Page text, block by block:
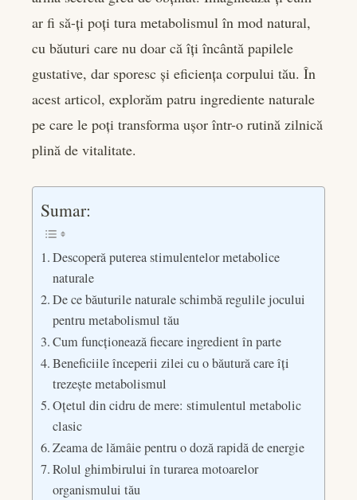
ar fi să-ți poți tura metabolismul în mod natural,
cu băuturi care nu doar că îți încântă papilele
gustative, dar sporesc și eficiența corpului tău. În
acest articol, explorăm patru ingrediente naturale
pe care le poți transforma ușor într-o rutină zilnică
plină de vitalitate.
Sumar:
Descoperă puterea stimulentelor metabolice
naturale
De ce băuturile naturale schimbă regulile jocului
pentru metabolismul tău
Cum funcționează fiecare ingredient în parte
Beneficiile începerii zilei cu o băutură care îți
trezește metabolismul
Oțetul din cidru de mere: stimulentul metabolic
clasic
Zeama de lămâie pentru o doză rapidă de energie
Rolul ghimbirului în turarea motoarelor
organismului tău